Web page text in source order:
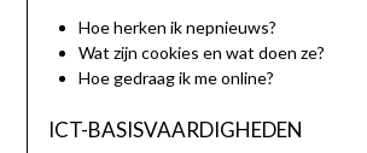
Hoe herken ik nepnieuws?
Wat zijn cookies en wat doen ze?
Hoe gedraag ik me online?
ICT-BASISVAARDIGHEDEN